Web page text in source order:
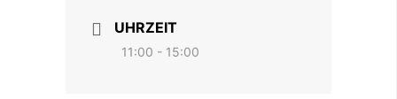
UHRZEIT
11:00 - 15:00